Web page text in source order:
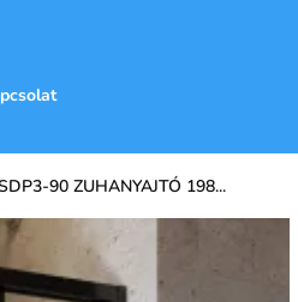
90 ZUHANYAJTÓ 198...